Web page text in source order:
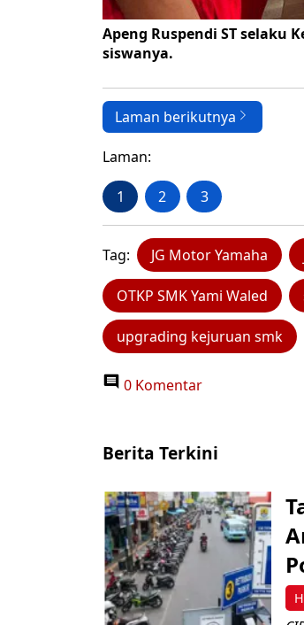
Apeng Ruspendi ST selaku
siswanya.
Laman berikutnya
Laman:
1 2 3
Tag: JG Motor Yamaha
OTKP SMK Yami Waled
upgrading kejuruan smk
0 Komentar
Berita Terkini